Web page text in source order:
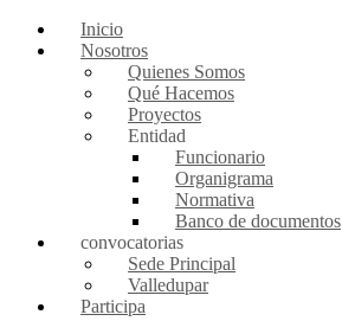
Inicio
Nosotros
Quienes Somos
Qué Hacemos
Proyectos
Entidad
Funcionario
Organigrama
Normativa
Banco de documentos
convocatorias
Sede Principal
Valledupar
Participa